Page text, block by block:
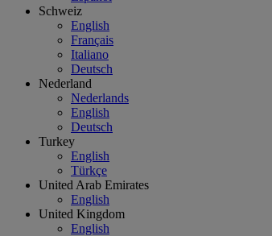
Schweiz
English
Français
Italiano
Deutsch
Nederland
Nederlands
English
Deutsch
Turkey
English
Türkçe
United Arab Emirates
English
United Kingdom
English